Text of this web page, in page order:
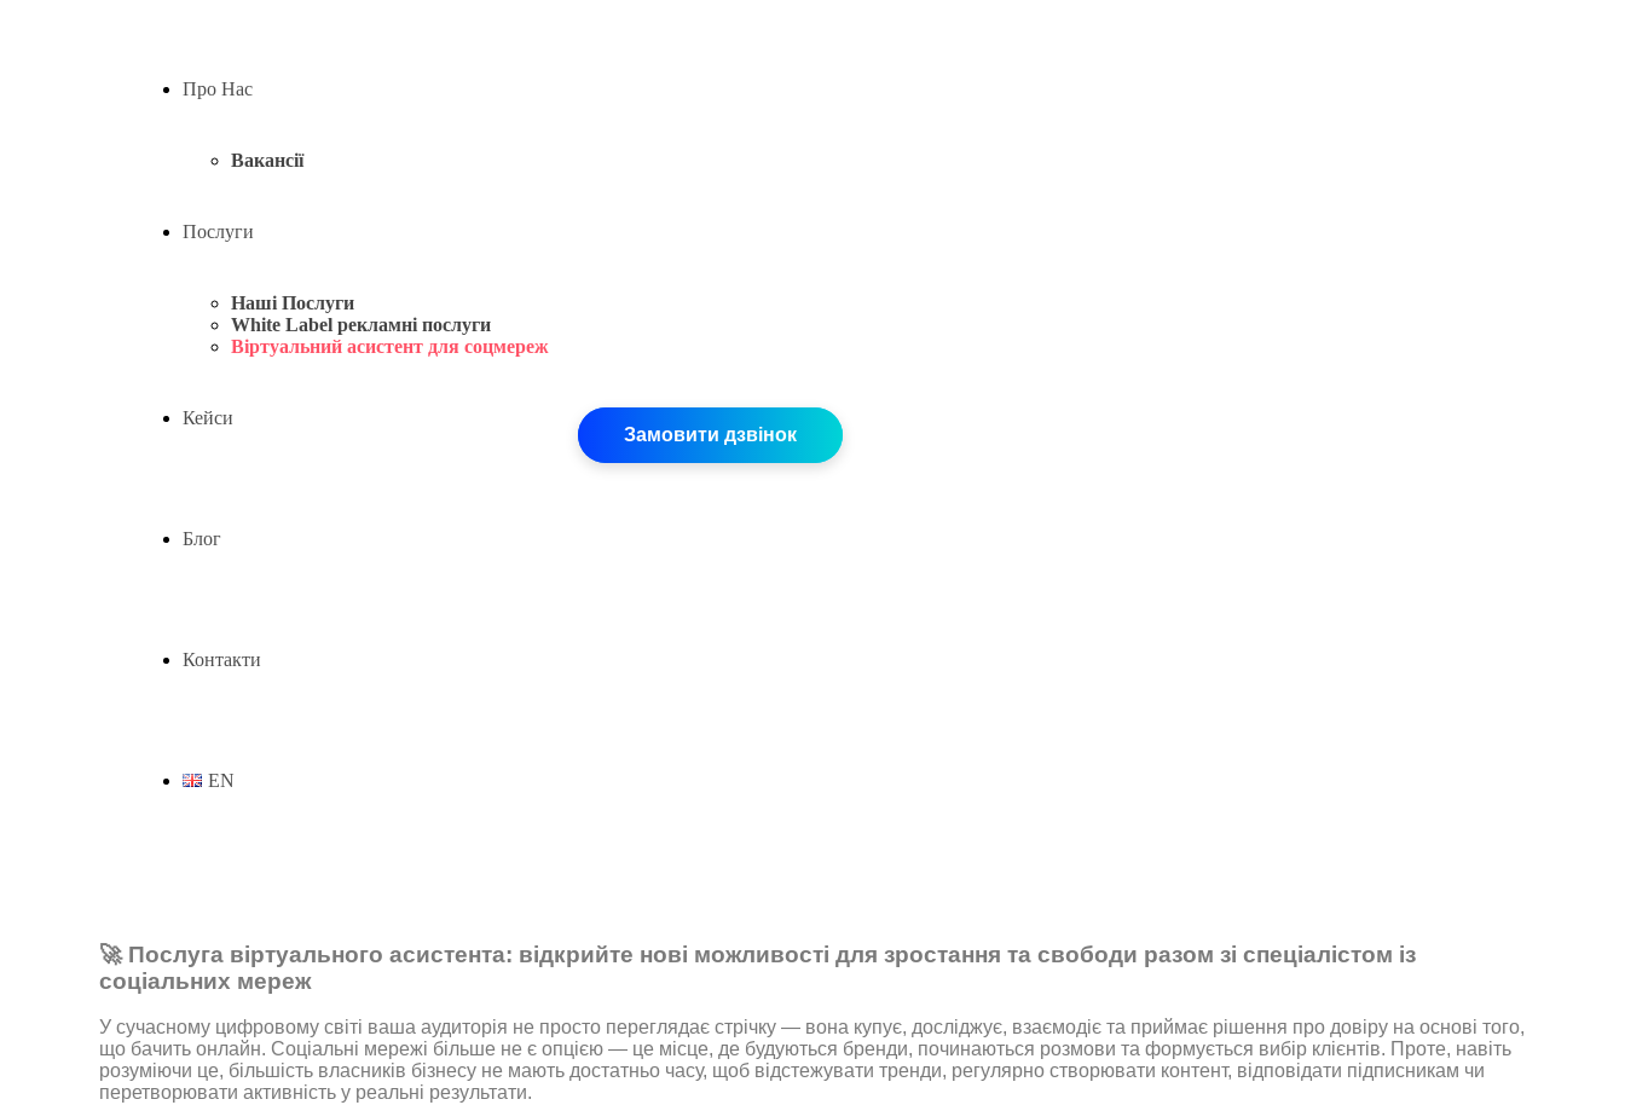
Про Нас
Вакансії
Послуги
Наші Послуги
White Label рекламні послуги
Віртуальний асистент для соцмереж
Кейси
Блог
Контакти
EN
Замовити дзвінок
🚀 Послуга віртуального асистента: відкрийте нові можливості для зростання та свободи разом зі спеціалістом із
соціальних мереж
У сучасному цифровому світі ваша аудиторія не просто переглядає стрічку — вона купує, досліджує, взаємодіє та приймає рішення про довіру на основі того,
що бачить онлайн. Соціальні мережі більше не є опцією — це місце, де будуються бренди, починаються розмови та формується вибір клієнтів. Проте, навіть
розуміючи це, більшість власників бізнесу не мають достатньо часу, щоб відстежувати тренди, регулярно створювати контент, відповідати підписникам чи
перетворювати активність у реальні результати.